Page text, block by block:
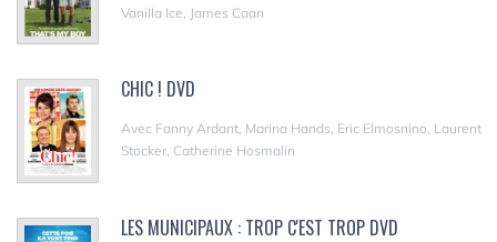
Vanilla Ice, James Caan
CHIC ! DVD
Avec Fanny Ardant, Marina Hands, Eric Elmosnino, Laurent
Stocker, Catherine Hosmalin
LES MUNICIPAUX : TROP C'EST TROP DVD